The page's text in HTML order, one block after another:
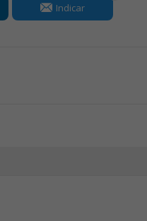
Indicar